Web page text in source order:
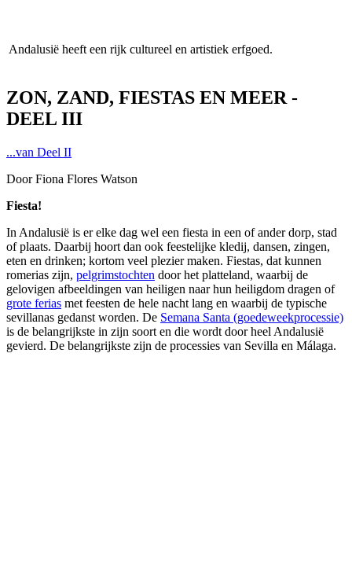
Andalusië heeft een rijk cultureel en artistiek erfgoed.
ZON, ZAND, FIESTAS EN MEER -
DEEL III
...van Deel II
Door Fiona Flores Watson
Fiesta!
In Andalusië is er elke dag wel een fiesta in een of ander dorp, stad
of plaats. Daarbij hoort dan ook feestelijke kledij, dansen, zingen,
eten en drinken; kortom veel plezier maken. Fiestas, dat kunnen
romerias zijn, pelgrimstochten door het platteland, waarbij de
gelovigen afbeeldingen van heiligen naar hun heiligdom dragen of
grote ferias met feesten de hele nacht lang en waarbij de typische
sevillanas gedanst worden. De Semana Santa (goedeweekprocessie)
is de belangrijkste in zijn soort en die wordt door heel Andalusië
gevierd. De belangrijkste zijn de processies van Sevilla en Málaga.